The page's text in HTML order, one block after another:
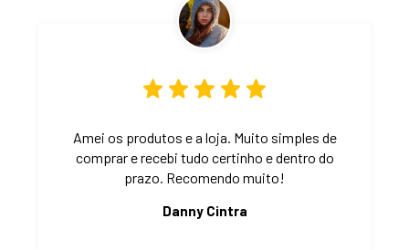
Amei os produtos e a loja. Muito simples de
comprar e recebi tudo certinho e dentro do
prazo. Recomendo muito!
Danny Cintra